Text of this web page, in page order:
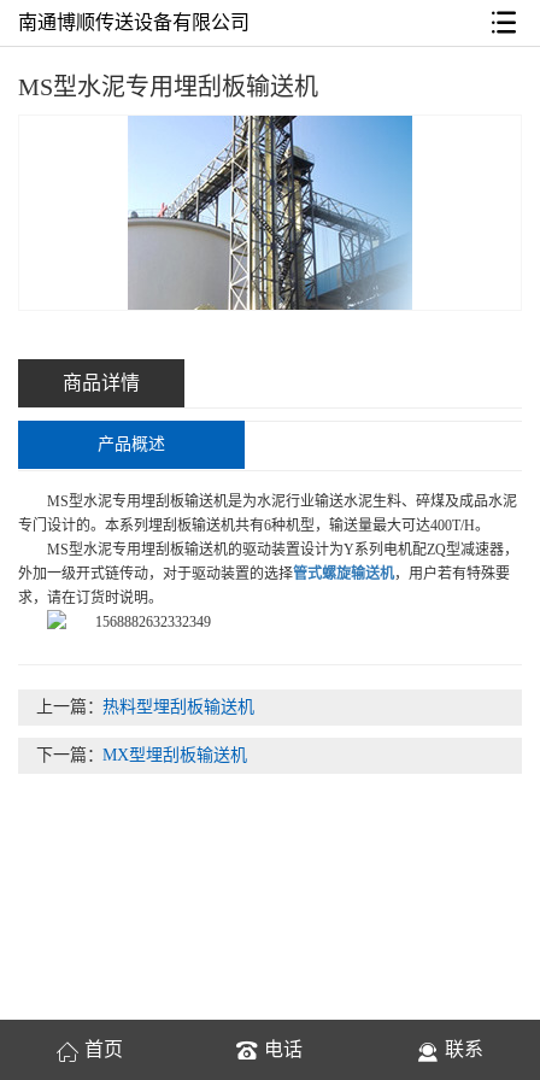
南通博顺传送设备有限公司
MS型水泥专用埋刮板输送机
商品详情
产品概述
MS型水泥专用埋刮板输送机是为水泥行业输送水泥生料、碎煤及成品水泥
专门设计的。本系列埋刮板输送机共有6种机型，输送量最大可达400T/H。
MS型水泥专用埋刮板输送机的驱动装置设计为Y系列电机配ZQ型减速器，
外加一级开式链传动，对于驱动装置的选择管式螺旋输送机，用户若有特殊要
求，请在订货时说明。
上一篇：热料型埋刮板输送机
下一篇：MX型埋刮板输送机
首页 电话 联系